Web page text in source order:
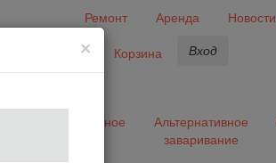
Ремонт Аренда Новости
Избранное Корзина Вход
Разное
Альтернативное
заваривание
×